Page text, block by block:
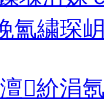
氳繍琛
紒涓